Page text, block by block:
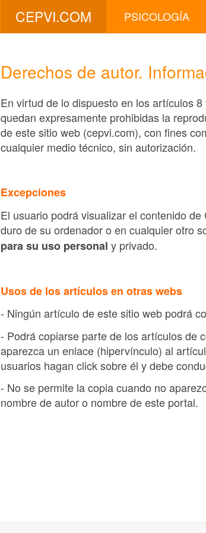
CEPVI.COM PSICOLOGÍA
Derechos de autor.
En virtud de lo dispuesto en los artículos
quedan expresamente prohibidas la
de este sitio web (cepvi.com), con fines
cualquier medio técnico, sin autorización.
Excepciones
El usuario podrá visualizar el contenido
duro de su ordenador o en cualquier otro
para su uso personal y privado.
Usos de los artículos en otras webs
- Ningún artículo de este sitio web podrá
- Podrá copiarse parte de los artículos de
aparezca un enlace (hipervínculo) al
usuarios hagan click sobre él y debe
- No se permite la copia cuando no
nombre de autor o nombre de este portal.